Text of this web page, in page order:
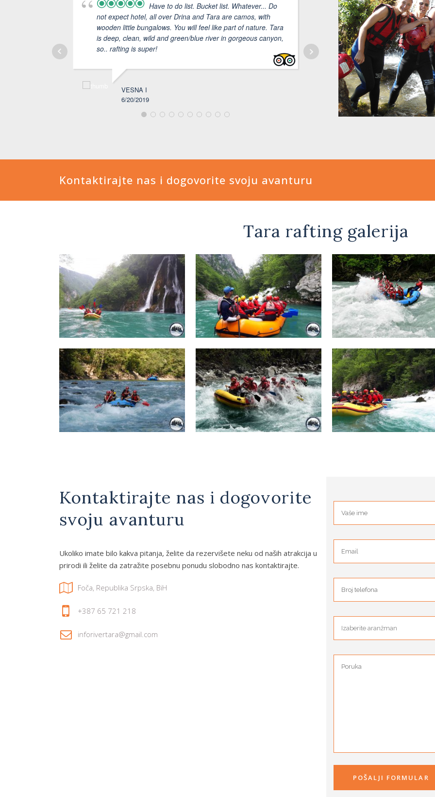
Have to do list. Bucket list. Whatever... Do
not expect hotel, all over Drina and Tara are camos, with
wooden little bungalows. You will feel like part of nature. Tara
is deep, clean, wild and green/blue river in gorgeous canyon,
so.. rafting is super!
VESNA I
6/20/2019
We had amazing
with our guide Djorgje. Everything
prepared, equipment well
made sure everything went
GINTARĖ B
6/19/2018
Kontaktirajte nas i dogovorite svoju avanturu
Tara rafting galerija
Kontaktirajte nas i dogovorite
svoju avanturu
Ukoliko imate bilo kakva pitanja, želite da rezervišete neku od naših atrakcija u
prirodi ili želite da zatražite posebnu ponudu slobodno nas kontaktirajte.
Foča, Republika Srpska, BiH
+387 65 721 218
inforivertara@gmail.com